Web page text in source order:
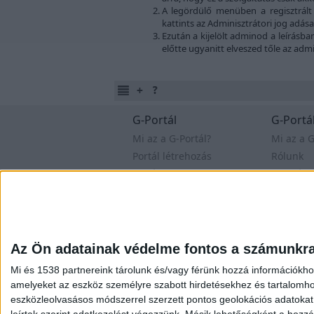
Az Ön adatainak védelme fontos a
Mi és 1538 partnereink tárolunk és/vagy férünk hozzá
amelyeket az eszköz személyre szabott hirdetésekhez és
eszközleolvasásos módszerrel szerzett pontos geolokációs
A legördülő menüben a
kattints az Adminisztrátori jog
Ezután a kijelölt adminod a
előtte ugyanitt elveszed tőle az
G-Portál
Mi az a G-Portál?
Portál létrehozás
Extráink
G-
Mi az a
Rólunk
Felhasználási feltételek